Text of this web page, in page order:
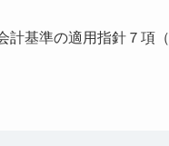
基準の適用指針７項